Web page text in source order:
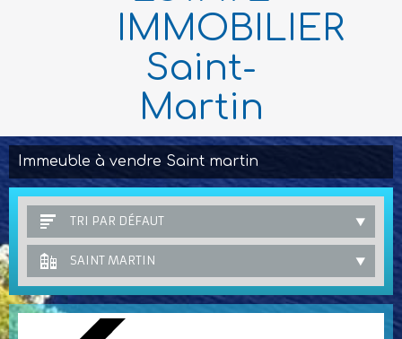
Immeuble à vendre Saint martin
TRI PAR DÉFAUT
SAINT MARTIN